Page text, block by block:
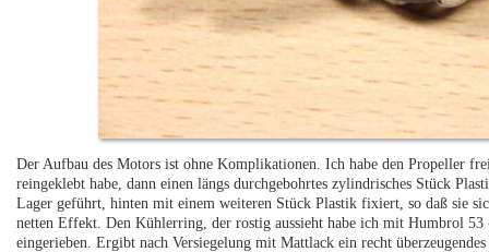
Der Aufbau des Motors ist ohne Komplikationen. Ich habe den Propeller
reingeklebt habe, dann einen längs durchgebohrtes zylindrisches Stück
Lager geführt, hinten mit einem weiteren Stück Plastik fixiert, so daß sie
netten Effekt. Den Kühlerring, der rostig aussieht habe ich mit Humbrol
eingerieben. Ergibt nach Versiegelung mit Mattlack ein recht